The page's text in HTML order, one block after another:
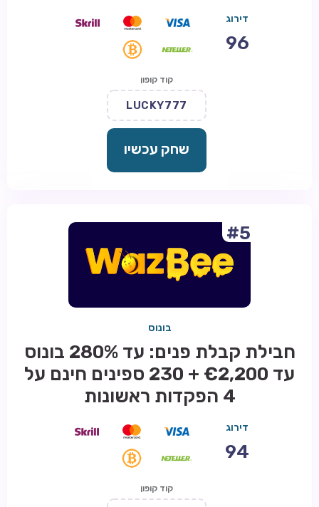
דירוג
96
קוד קופון
LUCKY777
שחק עכשיו
#5
בונוס
חבילת קבלת פנים: עד 280% בונוס
עד €2,200 + 230 ספינים חינם על
4 הפקדות ראשונות
דירוג
94
קוד קופון